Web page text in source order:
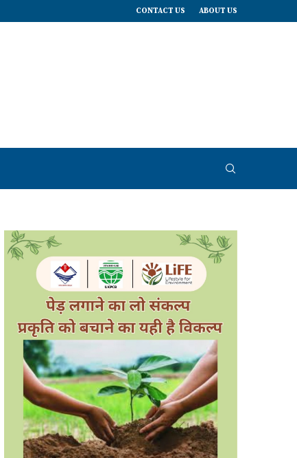
CONTACT US ABOUT US